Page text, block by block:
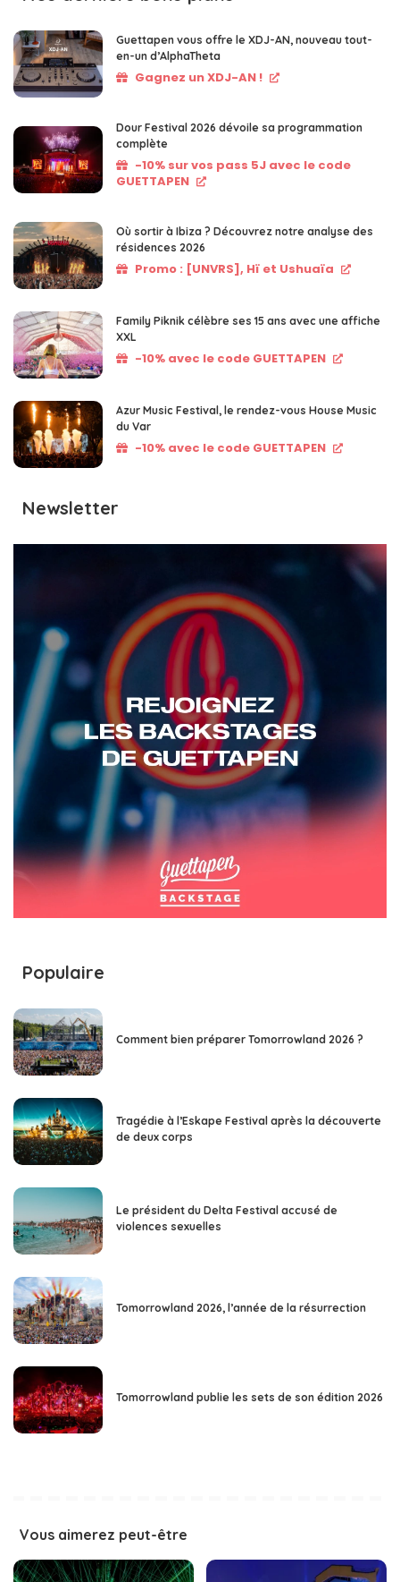
Guettapen vous offre le XDJ-AN, nouveau tout-
en-un d’AlphaTheta
Gagnez un XDJ-AN !
Dour Festival 2026 dévoile sa programmation
complète
-10% sur vos pass 5J avec le code
GUETTAPEN
Où sortir à Ibiza ? Découvrez notre analyse des
résidences 2026
Promo : [UNVRS], Hï et Ushuaïa
Family Piknik célèbre ses 15 ans avec une affiche
XXL
-10% avec le code GUETTAPEN
Azur Music Festival, le rendez-vous House Music
du Var
-10% avec le code GUETTAPEN
Newsletter
Populaire
Comment bien préparer Tomorrowland 2026 ?
Tragédie à l’Eskape Festival après la découverte
de deux corps
Le président du Delta Festival accusé de
violences sexuelles
Tomorrowland 2026, l’année de la résurrection
Tomorrowland publie les sets de son édition 2026
Vous aimerez peut-être